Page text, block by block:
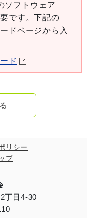
ソフトウェア
です。下記の
ドページから入
ド
リシー
プ
丁目4-30